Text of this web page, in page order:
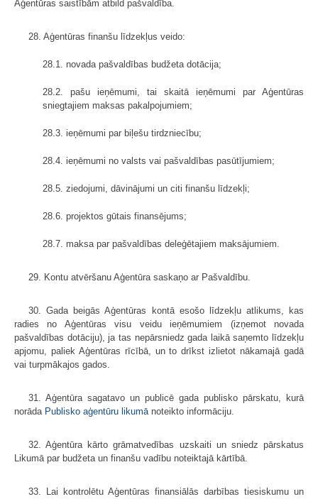
Aģentūras saistībām atbild pašvaldība.
28. Aģentūras finanšu līdzekļus veido:
28.1. novada pašvaldības budžeta dotācija;
28.2. pašu ieņēmumi, tai skaitā ieņēmumi par Aģentūras
sniegtajiem maksas pakalpojumiem;
28.3. ieņēmumi par biļešu tirdzniecību;
28.4. ieņēmumi no valsts vai pašvaldības pasūtījumiem;
28.5. ziedojumi, dāvinājumi un citi finanšu līdzekļi;
28.6. projektos gūtais finansējums;
28.7. maksa par pašvaldības deleģētajiem maksājumiem.
29. Kontu atvēršanu Aģentūra saskaņo ar Pašvaldību.
30. Gada beigās Aģentūras kontā esošo līdzekļu atlikums, kas
radies no Aģentūras visu veidu ieņēmumiem (izņemot novada
pašvaldības dotāciju), ja tas nepārsniedz gada laikā saņemto līdzekļu
apjomu, paliek Aģentūras rīcībā, un to drīkst izlietot nākamajā gadā
vai turpmākajos gados.
31. Aģentūra sagatavo un publicē gada publisko pārskatu, kurā
norāda Publisko aģentūru likumānoteikto informāciju.
32. Aģentūra kārto grāmatvedības uzskaiti un sniedz pārskatus
Likumā par budžeta un finanšu vadību noteiktajā kārtībā.
33. Lai kontrolētu Aģentūras finansiālās darbības tiesiskumu un